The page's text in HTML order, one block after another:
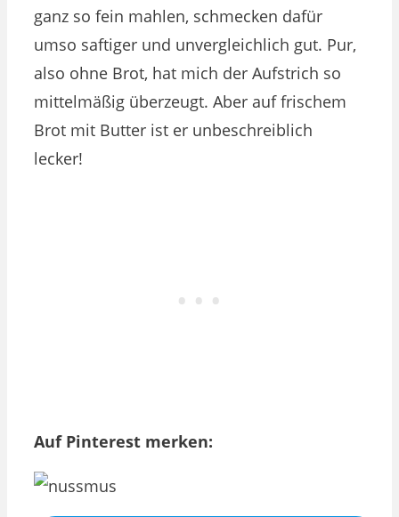
ganz so fein mahlen, schmecken dafür
umso saftiger und unvergleichlich gut. Pur,
also ohne Brot, hat mich der Aufstrich so
mittelmäßig überzeugt. Aber auf frischem
Brot mit Butter ist er unbeschreiblich
lecker!
Auf Pinterest merken: